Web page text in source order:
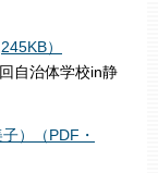
）
自治体学校in静
）（PDF・